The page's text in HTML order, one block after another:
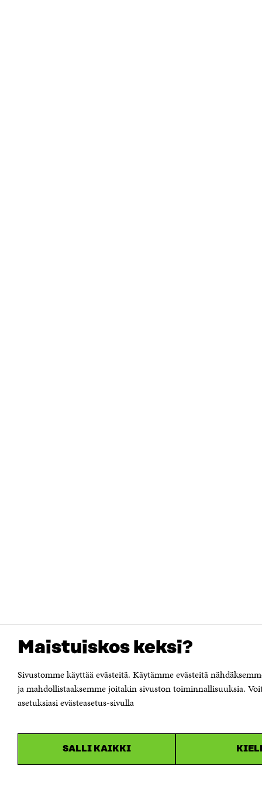
Maistuiskos keksi?
Sivustomme käyttää evästeitä. Käytämme evästeitä
ja mahdollistaaksemme joitakin sivuston toiminnallisuuksia.
asetuksiasi evästeasetus-sivulla
SALLI KAIKKI